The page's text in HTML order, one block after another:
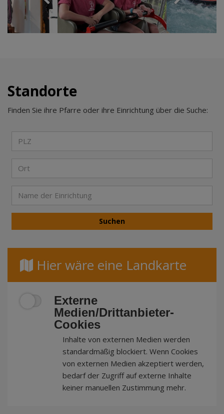
Standorte
Finden Sie ihre Pfarre oder ihre Einrichtung über die Suche:
Hier wäre eine Landkarte
Externe
Medien/Drittanbieter-
Cookies
Inhalte von externen Medien werden
standardmäßig blockiert. Wenn Cookies
von externen Medien akzeptiert werden,
bedarf der Zugriff auf externe Inhalte
keiner manuellen Zustimmung mehr.